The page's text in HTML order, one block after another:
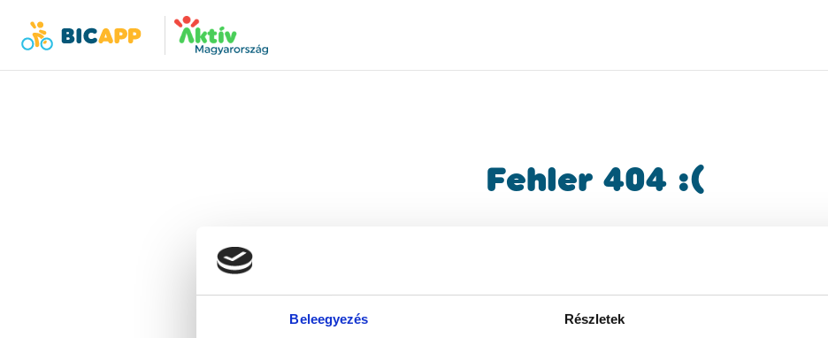
Beleegyezés Részletek
Bicapp
Fehler 404 :(
die Suche neu!